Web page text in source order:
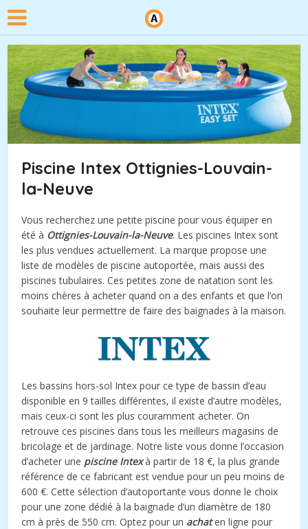
Piscine Intex Ottignies-Louvain-
la-Neuve
Vous recherchez une petite piscine pour vous équiper en
été à Ottignies-Louvain-la-Neuve. Les piscines Intex sont
les plus vendues actuellement. La marque propose une
liste de modèles de piscine autoportée, mais aussi des
piscines tubulaires. Ces petites zone de natation sont les
moins chères à acheter quand on a des enfants et que l’on
souhaite leur permettre de faire des baignades à la maison.
Les bassins hors-sol Intex pour ce type de bassin d’eau
disponible en 9 tailles différentes, il existe d’autre modèles,
mais ceux-ci sont les plus couramment acheter. On
retrouve ces piscines dans tous les meilleurs magasins de
bricolage et de jardinage. Notre liste vous donne l’occasion
d’acheter une piscine Intexà partir de 18 €, la plus grande
référence de ce fabricant est vendue pour un peu moins de
600 €. Cette sélection d’autoportante vous donne le choix
pour une zone dédié à la baignade d’un diamètre de 180
cm à près de 550 cm. Optez pour un achaten ligne pour